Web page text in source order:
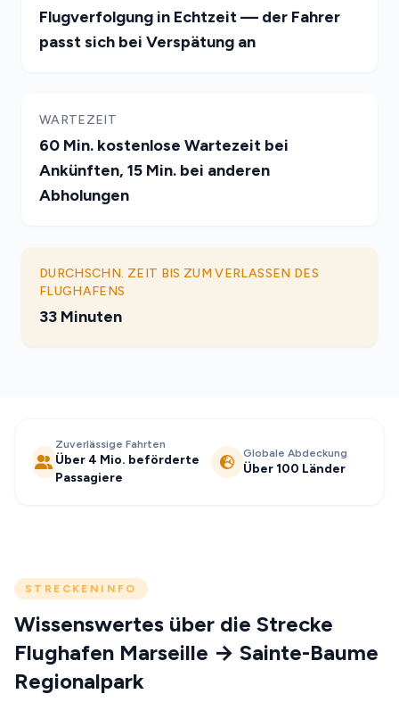
Flugverfolgung in Echtzeit — der Fahrer
passt sich bei Verspätung an
WARTEZEIT
60 Min. kostenlose Wartezeit bei
Ankünften, 15 Min. bei anderen
Abholungen
DURCHSCHN. ZEIT BIS ZUM VERLASSEN DES
FLUGHAFENS
33 Minuten
Zuverlässige Fahrten
Über 4 Mio. beförderte
Passagiere
Globale Abdeckung
Über 100 Länder
STRECKENINFO
Wissenswertes über die Strecke
Flughafen Marseille → Sainte-Baume
Regionalpark